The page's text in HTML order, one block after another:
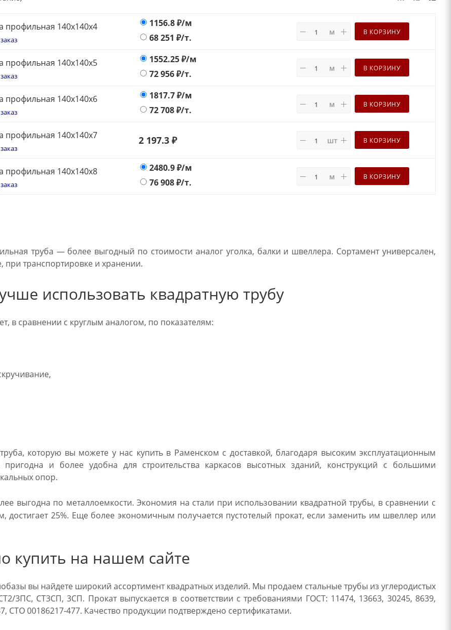
профильная 140х140x4 1156.8₽/м
68 251 ₽/т.
м В КОРЗИНУ
профильная 140х140x5 1552.25₽/м
72 956₽/т.
м В КОРЗИНУ
профильная 140x140x6 1817.7₽/м
72 708₽/т.
м В КОРЗИНУ
профильная 140х140х7 2 197.3 ₽ шт В КОРЗИНУ
профильная 140х140x8 2480.9₽/м
76 908₽/т.
м В КОРЗИНУ
труба — более выгодный по стоимости аналог уголка, балки и швеллера. Сортамент универсален,
при транспортировке и хранении.
использовать квадратную трубу
в сравнении с круглым аналогом, по показателям:
которую вы можете у нас купить в Раменском с доставкой, благодаря высоким эксплуатационным
пригодна и более удобна для строительства каркасов высотных зданий, конструкций с большими
опор.
выгодна по металлоемкости. Экономия на стали при использовании квадратной трубы, в сравнении с
достигает 25%. Еще более экономичным получается пустотелый прокат, если заменить им швеллер или
купить на нашем сайте
вы найдете широкий ассортимент квадратных изделий. Мы продаем стальные трубы из углеродистых
3ПС, СТ3СП, 3СП. Прокат выпускается в соответствии с требованиями ГОСТ: 11474, 13663, 30245, 8639,
СТО 00186217-477. Качество продукции подтверждено сертификатами.